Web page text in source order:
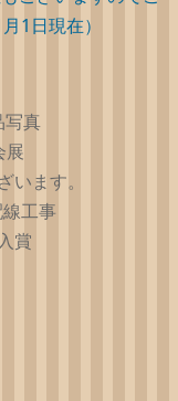
1日現在）
写真
展
います。
工事
賞